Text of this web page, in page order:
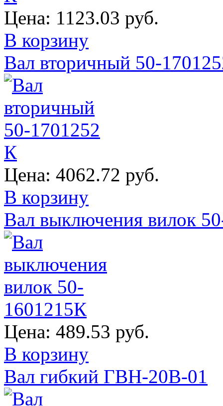
Цена: 1123.03 руб.
В корзину
Вал вторичный 50-
Цена: 4062.72 руб.
В корзину
Вал выключения вилок
Цена: 489.53 руб.
В корзину
Вал гибкий ГВН-20В-01